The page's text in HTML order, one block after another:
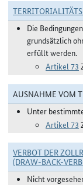
Die
grundsätzlich
erfüllt werden.
Artikel 73
AUSNAHME VOM
Unter
Artikel 73
VERBOT DER
(DRAW-BACK-
Nicht